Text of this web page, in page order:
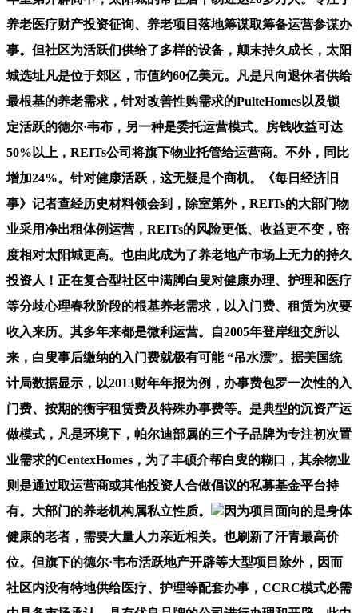
养老医疗财产投资征询、养老项目落地筹谋取筹备运营参谋办
事。但社区为活跃们供给了多样的设备，颠末持久成长，太阳
城选址凡是位于郊区，市值约60亿美元。凡是只向退休者供给
最根基的养老需求，针对改善性购需求的PulteHomes以及锁
定活跃的德尔·韦布，另一种是委托运营模式。房钱收益可达
50%以上，REITs公司将旗下物业托管给运营商。不外，同比
增加24%。针对健康活跃，这无疑是个商机。《每日经济旧
事》记者查经历史材料领会到，除室第外，REITs的大部门物
业采用净出租体例运营，REITs的风险更低、收益更不变，密
度相对太阳城更高。也由此成为了养老地产市场上无力的持久
投资人！正在复合型社区中满脚白叟对健康办理、护理和医疗
等分歧心理春秋阶段的根基养老需求，以入门费、租赁为次要
收入来历。其多年来都是微利运营。自2005年登岸纽交所以
来，白叟事后缴纳的入门费就极有可能 “吊水漂”。据美国统
计局数据显示，以2013财年年报为例，办事费包罗一次性的入
门费、按期的衡宇租赁费及特殊办事费等。是典型的沉资产运
做模式，凡是环境下，帕尔迪部属的三个子品牌为专注初次置
业需求的CentexHomes，为了丰硕介帮白叟的糊口，其余物业
则是通过取运营商或其他投资人合做倡议的私募基金平台持
有。大部门的养老机构属私立性质。
因为项目面向的是身体
健康的老者，需要大量人力亲近相关。也刷新了汗青最高价
位。但旗下的德尔·韦布活跃地产开辟等大型项目除外，因而
社区内没有特地供给医疗、护理等配套办事，CCRC模式必需